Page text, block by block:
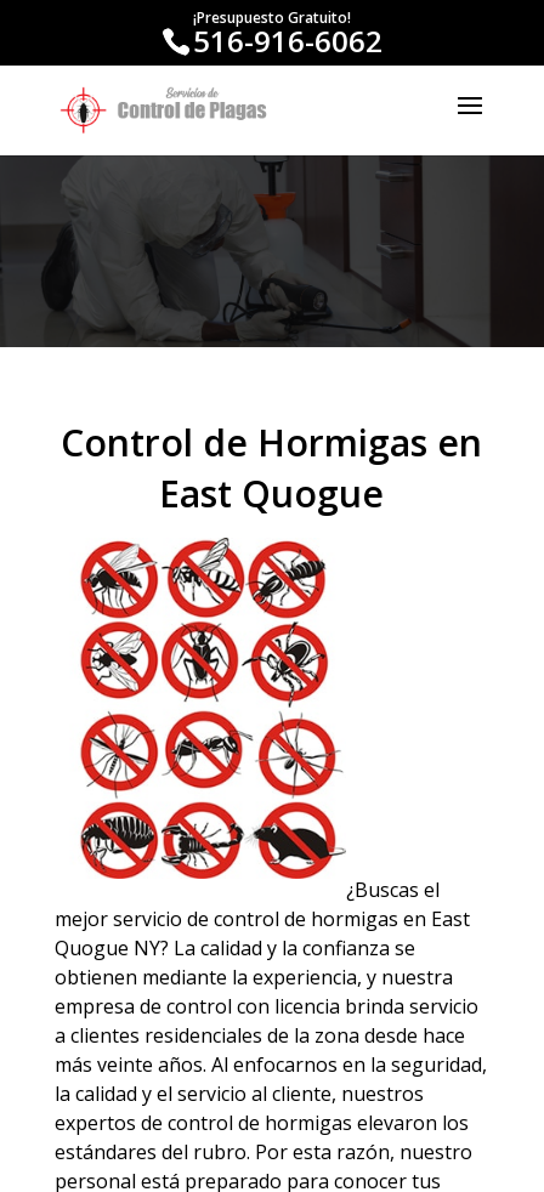
¡Presupuesto Gratuito!
516-916-6062
Control de Hormigas en
East Quogue
¿Buscas el
mejor servicio de control de hormigas en East
Quogue NY? La calidad y la confianza se
obtienen mediante la experiencia, y nuestra
empresa de control con licencia brinda servicio
a clientes residenciales de la zona desde hace
más veinte años. Al enfocarnos en la seguridad,
la calidad y el servicio al cliente, nuestros
expertos de control de hormigas elevaron los
estándares del rubro. Por esta razón, nuestro
personal está preparado para conocer tus